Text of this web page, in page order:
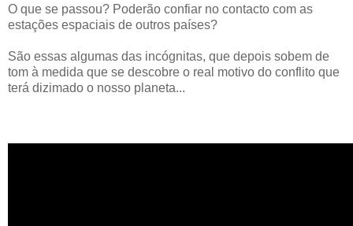
O que se passou? Poderão confiar no contacto com as
estações espaciais de outros países?
São essas algumas das incógnitas, que depois sobem de
tom à medida que se descobre o real motivo do conflito que
terá dizimado o nosso planeta...